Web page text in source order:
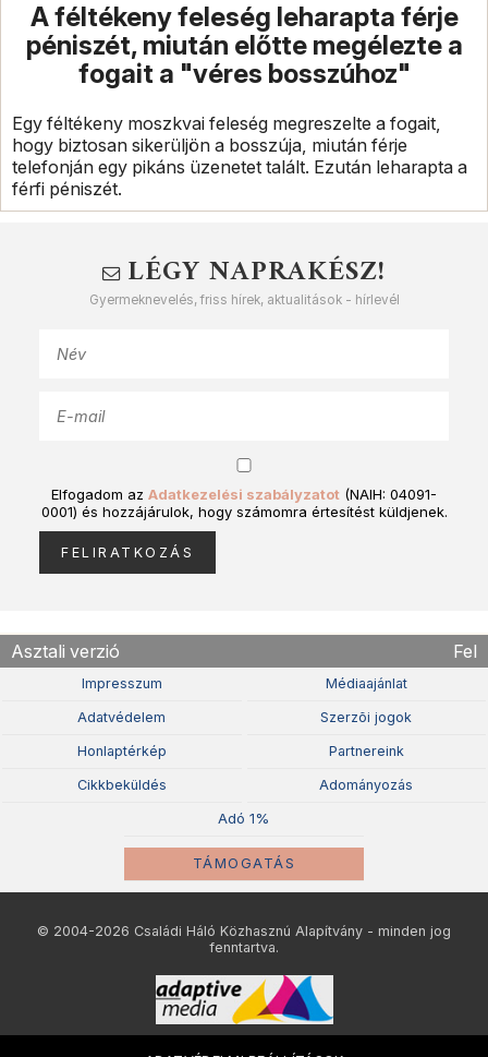
A féltékeny feleség leharapta férje
péniszét, miután előtte megélezte a
fogait a "véres bosszúhoz"
Egy féltékeny moszkvai feleség megreszelte a fogait,
hogy biztosan sikerüljön a bosszúja, miután férje
telefonján egy pikáns üzenetet talált. Ezután leharapta a
férfi péniszét.
LÉGY NAPRAKÉSZ!
Gyermeknevelés, friss hírek, aktualitások - hírlevél
Elfogadom az Adatkezelési szabályzatot (NAIH: 04091-
0001) és hozzájárulok, hogy számomra értesítést küldjenek.
Asztali verzió Fel
Impresszum Médiaajánlat
Adatvédelem Szerzõi jogok
Honlaptérkép Partnereink
Cikkbeküldés Adományozás
Adó 1%
TÁMOGATÁS
© 2004-2026 Családi Háló Közhasznú Alapítvány - minden jog
fenntartva.